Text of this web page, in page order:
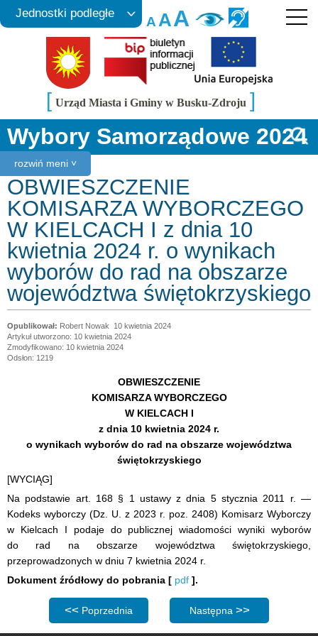
AAA
Jednostki podległe
[ Urząd Miasta i Gminy w Busku-Zdroju ]
rozwiń meni ˅
Wybory Samorządowe 2024
OBWIESZCZENIE
KOMISARZA WYBORCZEGO
W KIELCACH I z dnia 10
kwietnia 2024 r. o wynikach
wyborów do rad na obszarze
województwa świętokrzyskiego
Robert Nowak
10 kwietnia 2024
Artykuł utworzono: 10 kwietnia 2024
Zmodyfikowano: 10 kwietnia 2024
Odsłon: 1219
OBWIESZCZENIE
KOMISARZA WYBORCZEGO
W KIELCACH I
z dnia 10 kwietnia 2024 r.
o wynikach wyborów do rad na obszarze województwa
świętokrzyskiego
[WYCIĄG]
Na podstawie art. 168 § 1 ustawy z dnia 5 stycznia 2011 r. —
Kodeks wyborczy (Dz. U. z 2023 r. poz. 2408) Komisarz Wyborczy
w Kielcach I podaje do publicznej wiadomości wyniki wyborów
do rad na obszarze województwa świętokrzyskiego,
przeprowadzonych w dniu 7 kwietnia 2024 r.
Dokument źródłowy do pobrania [ pdf ].
Poprzednia strona: OBWIESZCZENIE KOMISARZA
Poprzednia Następna strona:
Następna